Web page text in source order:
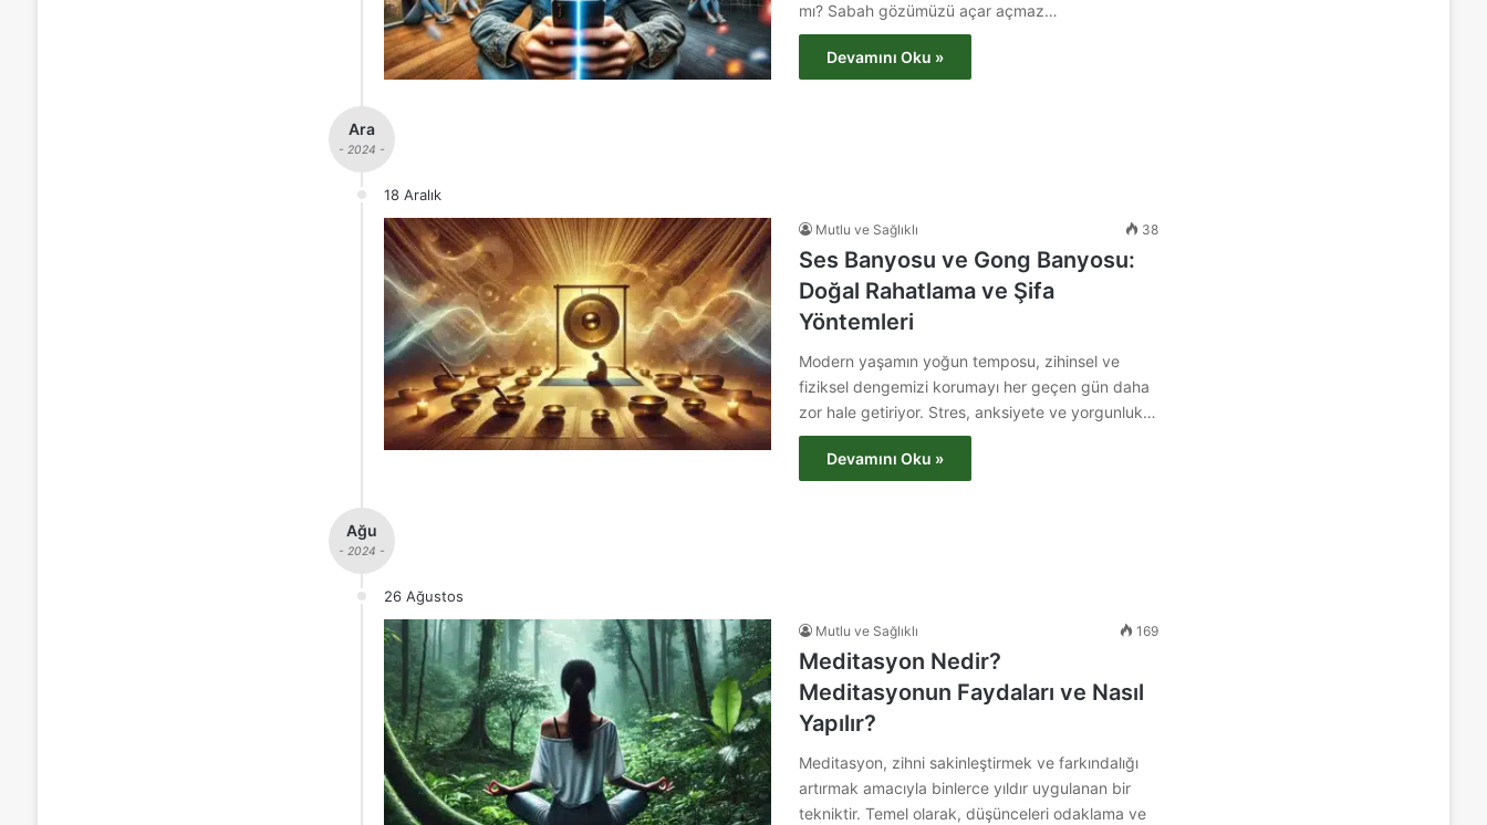
mı? Sabah gözümüzü açar açmaz…
Devamını Oku »
Ara
- 2024 -
18 Aralık
Mutlu ve Sağlıklı 38
Ses Banyosu ve Gong Banyosu:
Doğal Rahatlama ve Şifa
Yöntemleri
Modern yaşamın yoğun temposu, zihinsel ve
fiziksel dengemizi korumayı her geçen gün daha
zor hale getiriyor. Stres, anksiyete ve yorgunluk…
Devamını Oku »
Ağu
- 2024 -
26 Ağustos
Mutlu ve Sağlıklı 169
Meditasyon Nedir?
Meditasyonun Faydaları ve Nasıl
Yapılır?
Meditasyon, zihni sakinleştirmek ve farkındalığı
artırmak amacıyla binlerce yıldır uygulanan bir
tekniktir. Temel olarak, düşünceleri odaklama ve